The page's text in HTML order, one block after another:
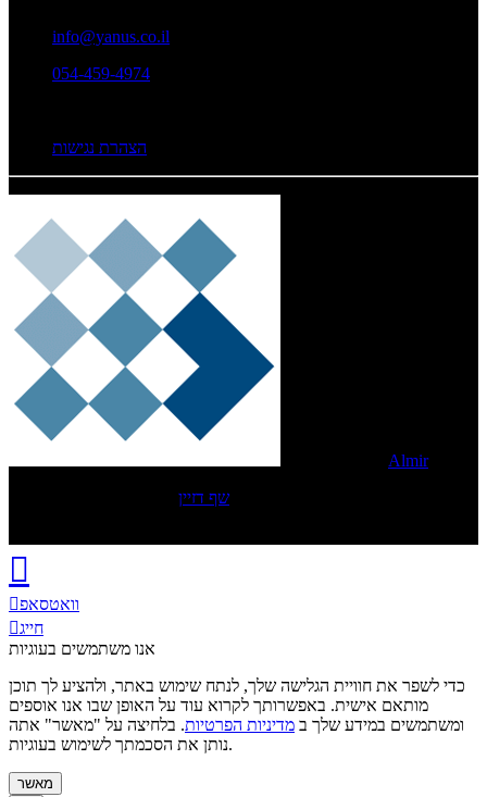
info@yanus.co.il
054-459-4974
הצהרת נגישות
Almir
שף דזיין
וואטסאפ
חייג
אנו משתמשים בעוגיות
כדי לשפר את חוויית הגלישה שלך, לנתח שימוש באתר, ולהציע לך תוכן
מותאם אישית. באפשרותך לקרוא עוד על האופן שבו אנו אוספים
ומשתמשים במידע שלך ב מדיניות הפרטיות. בלחיצה על "מאשר" אתה
נותן את הסכמתך לשימוש בעוגיות.
מאשר